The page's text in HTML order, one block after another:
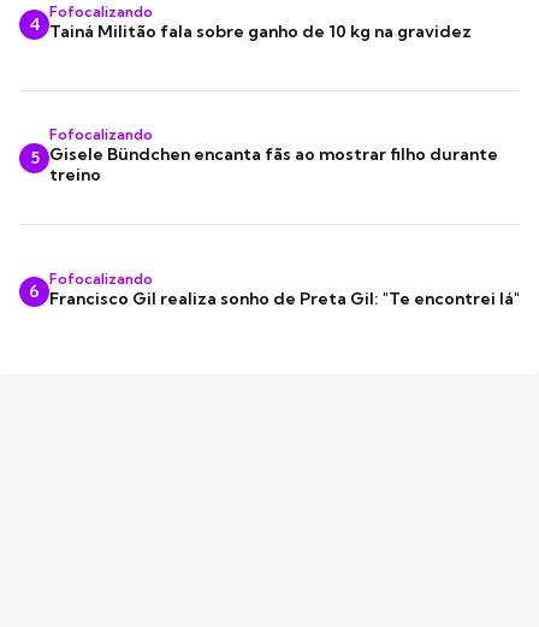
4
Fofocalizando
Tainá Militão fala sobre ganho de 10 kg na gravidez
5
Fofocalizando
Gisele Bündchen encanta fãs ao mostrar filho durante
treino
6
Fofocalizando
Francisco Gil realiza sonho de Preta Gil: "Te encontrei lá"